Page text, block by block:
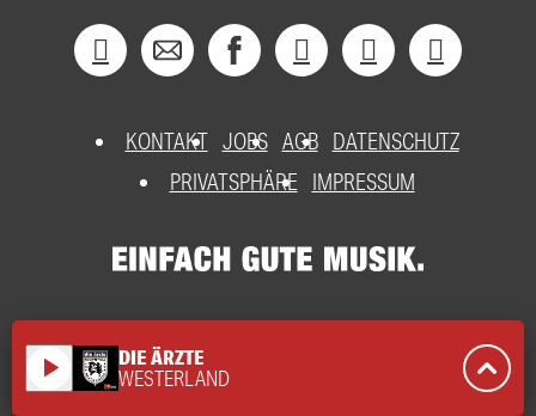
KONTAKT JOBS AGB DATENSCHUTZ
PRIVATSPHÄRE
IMPRESSUM
play_arrow DIE ÄRZTE
WESTERLAND